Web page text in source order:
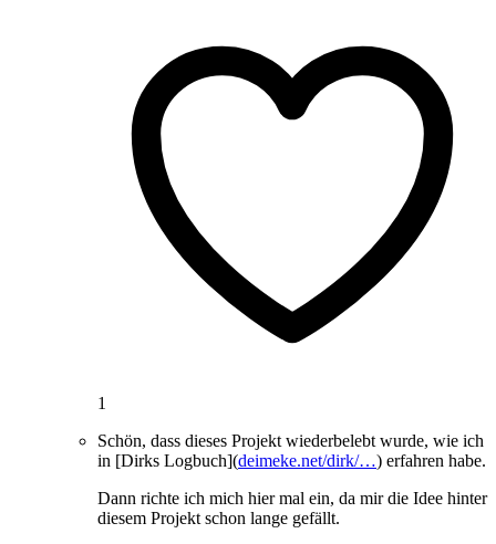
1
Schön, dass dieses Projekt wiederbelebt wurde, wie ich
in [Dirks Logbuch](deimeke.net/dirk/…) erfahren habe.
Dann richte ich mich hier mal ein, da mir die Idee hinter
diesem Projekt schon lange gefällt.